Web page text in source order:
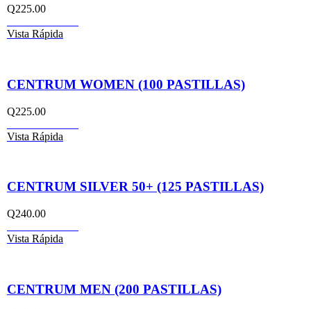
Q225.00
Vista Rápida
CENTRUM WOMEN (100 PASTILLAS)
Q225.00
Vista Rápida
CENTRUM SILVER 50+ (125 PASTILLAS)
Q240.00
Vista Rápida
CENTRUM MEN (200 PASTILLAS)